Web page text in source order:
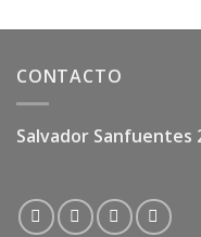
CONTACTO
Salvador Sanfuentes